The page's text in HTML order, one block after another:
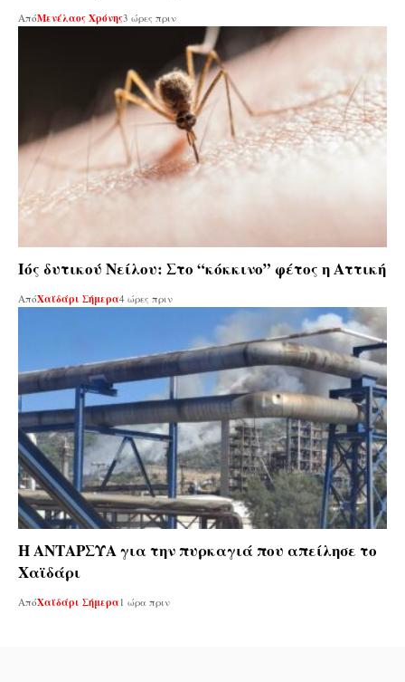
ΑπόΜενέλαος Χρόνης3 ώρες πριν
Ιός δυτικού Νείλου: Στο “κόκκινο” φέτος η Αττική
ΑπόΧαϊδάρι Σήμερα4 ώρες πριν
Η ΑΝΤΑΡΣΥΑ για την πυρκαγιά που απείλησε το
Χαϊδάρι
ΑπόΧαϊδάρι Σήμερα1 ώρα πριν